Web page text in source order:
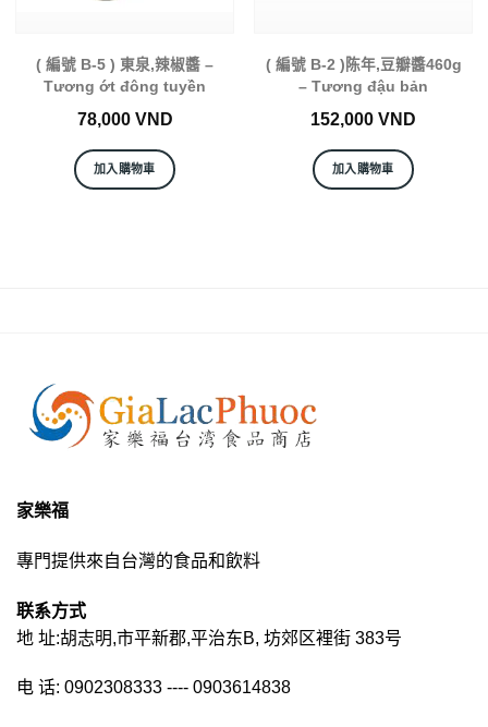
( 編號 B-5 ) 東泉,辣椒醬 –
Tương ớt đông tuyền
78,000 VND
加入購物車
( 編號 B-2 )陈年,豆瓣醬460g
– Tương đậu bản
152,000 VND
加入購物車
家樂福
專門提供來自台灣的食品和飲料
联系方式
地 址:胡志明,市平新郡,平治东B, 坊郊区裡街 383号
电 话: 0902308333 ---- 0903614838